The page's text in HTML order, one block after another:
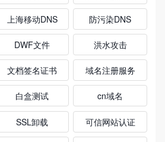
上海移动DNS 防污染DNS
DWF文件 洪水攻击
文档签名证书 域名注册服务
白盒测试 cn域名
SSL卸载 可信网站认证